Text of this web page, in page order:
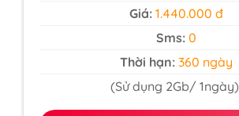
Giá:1.440.000 đ
Sms: 0
Thời hạn: 360 ngày
(Sử dụng 2Gb/ 1ngày)